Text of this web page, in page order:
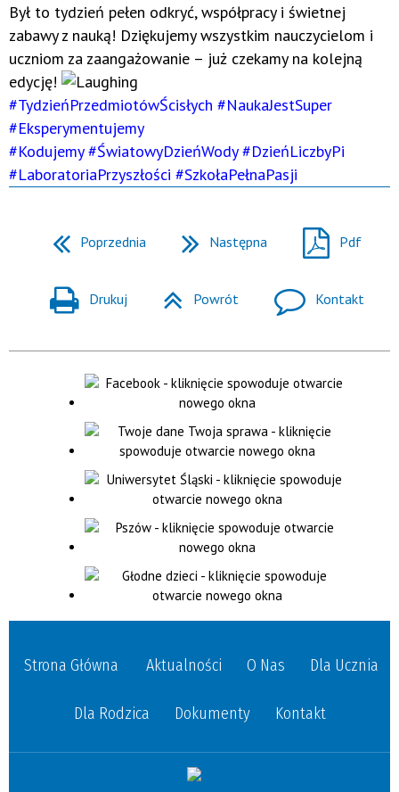
Był to tydzień pełen odkryć, współpracy i świetnej
zabawy z nauką! Dziękujemy wszystkim nauczycielom i
uczniom za zaangażowanie – już czekamy na kolejną
edycję!
#TydzieńPrzedmiotówŚcisłych #NaukaJestSuper
#Eksperymentujemy
#Kodujemy #ŚwiatowyDzieńWody #DzieńLiczbyPi
#LaboratoriaPrzyszłości #SzkołaPełnaPasji
Poprzednia Następna Pdf
Drukuj Powrót Kontakt
Strona Główna Aktualności O Nas Dla Ucznia
Dla Rodzica Dokumenty Kontakt